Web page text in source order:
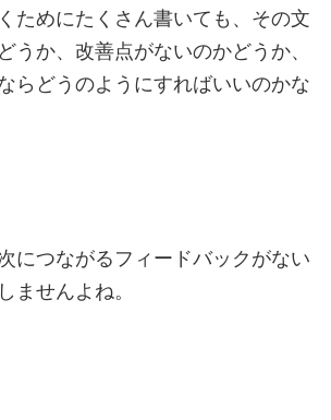
ためにたくさん書いても、その文
うか、改善点がないのかどうか、
らどうのようにすればいいのかな
につながるフィードバックがない
ませんよね。